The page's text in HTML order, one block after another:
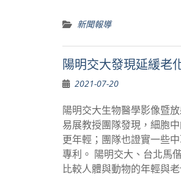
新聞報導
陽明交大發現延緩老
2021-07-20
陽明交大生物醫學影像暨
易展教授團隊發現，細胞
更年輕；團隊也證實一些
專利。 陽明交大、台北馬
比較人體與動物的年輕與